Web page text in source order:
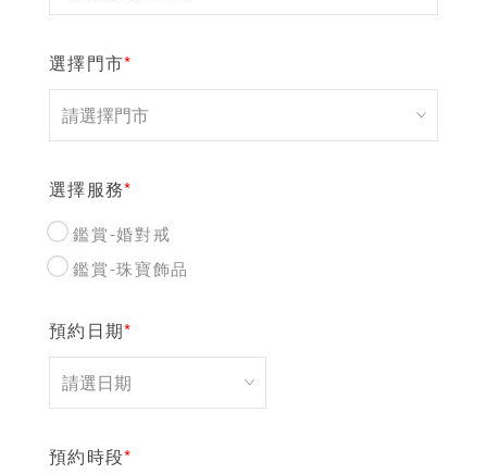
選擇門市*
選擇服務*
鑑賞-婚對戒
鑑賞-珠寶飾品
預約日期*
預約時段*